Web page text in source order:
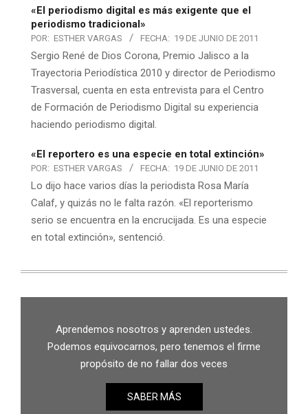
«El periodismo digital es más exigente que el
periodismo tradicional»
POR: ESTHER VARGAS FECHA: 19 DE JUNIO DE 2011
Sergio René de Dios Corona, Premio Jalisco a la
Trayectoria Periodística 2010 y director de Periodismo
Trasversal, cuenta en esta entrevista para el Centro
de Formación de Periodismo Digital su experiencia
haciendo periodismo digital.
«El reportero es una especie en total extinción»
POR: ESTHER VARGAS FECHA: 19 DE JUNIO DE 2011
Lo dijo hace varios días la periodista Rosa María
Calaf, y quizás no le falta razón. «El reporterismo
serio se encuentra en la encrucijada. Es una especie
en total extinción», sentenció.
Aprendemos nosotros y aprenden ustedes.
Podemos equivocarnos, pero tenemos el firme
propósito de no fallar dos veces
SABER MÁS